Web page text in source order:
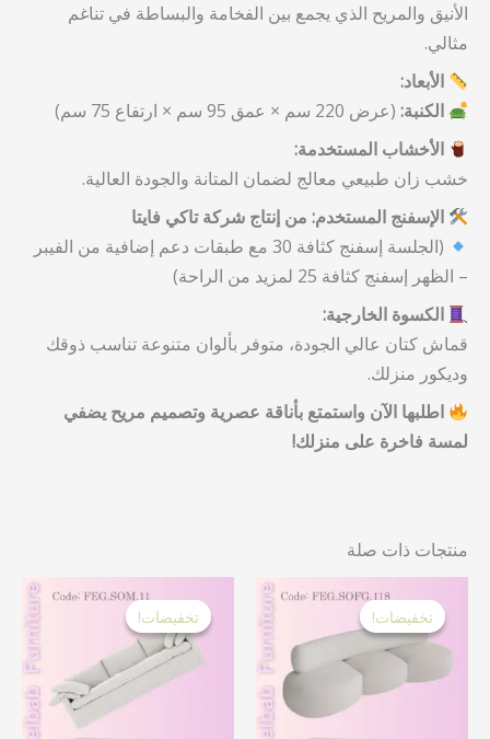
الأنيق والمريح الذي يجمع بين الفخامة والبساطة في تناغم
مثالي.
الأبعاد:
الكنبة: (عرض 220 سم × عمق 95 سم × ارتفاع 75 سم)
الأخشاب المستخدمة:
خشب زان طبيعي معالج لضمان المتانة والجودة العالية.
الإسفنج المستخدم: من إنتاج شركة تاكي فايتا
(الجلسة إسفنج كثافة 30 مع طبقات دعم إضافية من الفيبر
– الظهر إسفنج كثافة 25 لمزيد من الراحة)
الكسوة الخارجية:
قماش كتان عالي الجودة، متوفر بألوان متنوعة تناسب ذوقك
وديكور منزلك.
اطلبها الآن واستمتع بأناقة عصرية وتصميم مريح يضفي
لمسة فاخرة على منزلك!
منتجات ذات صلة
تخفيضات!
تخفيضات!
الأصلي
هو:
25,000.00 EGP.
23,000.00 EGP.
تخفيضات!
تخفيضات!
الأصلي
هو:
55,000.00 EGP.